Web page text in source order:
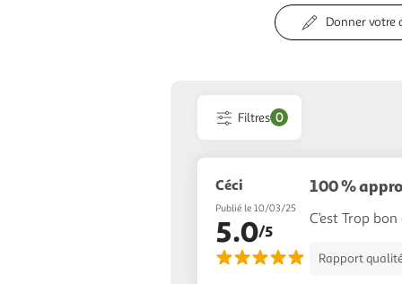
Donner votre
Filtres 0
Céci
Publié le 10/03/25
5.0/5
100 %
C’est Trop
Rapport